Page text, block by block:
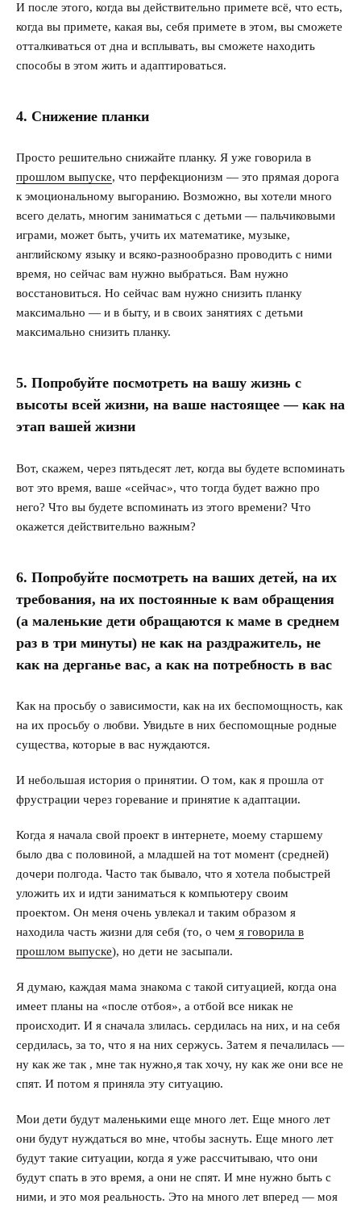
И после этого, когда вы действительно примете всё, что есть,
когда вы примете, какая вы, себя примете в этом, вы сможете
отталкиваться от дна и всплывать, вы сможете находить
способы в этом жить и адаптироваться.
4. Снижение планки
Просто решительно снижайте планку. Я уже говорила в
прошлом выпуске, что перфекционизм — это прямая дорога
к эмоциональному выгоранию. Возможно, вы хотели много
всего делать, многим заниматься с детьми — пальчиковыми
играми, может быть, учить их математике, музыке,
английскому языку и всяко-разнообразно проводить с ними
время, но сейчас вам нужно выбраться. Вам нужно
восстановиться. Но сейчас вам нужно снизить планку
максимально — и в быту, и в своих занятиях с детьми
максимально снизить планку.
5. Попробуйте посмотреть на вашу жизнь с
высоты всей жизни, на ваше настоящее — как на
этап вашей жизни
Вот, скажем, через пятьдесят лет, когда вы будете вспоминать
вот это время, ваше «сейчас», что тогда будет важно про
него? Что вы будете вспоминать из этого времени? Что
окажется действительно важным?
6. Попробуйте посмотреть на ваших детей, на их
требования, на их постоянные к вам обращения
(а маленькие дети обращаются к маме в среднем
раз в три минуты) не как на раздражитель, не
как на дерганье вас, а как на потребность в вас
Как на просьбу о зависимости, как на их беспомощность, как
на их просьбу о любви. Увидьте в них беспомощные родные
существа, которые в вас нуждаются.
И небольшая история о принятии. О том, как я прошла от
фрустрации через горевание и принятие к адаптации.
Когда я начала свой проект в интернете, моему старшему
было два с половиной, а младшей на тот момент (средней)
дочери полгода. Часто так бывало, что я хотела побыстрей
уложить их и идти заниматься к компьютеру своим
проектом. Он меня очень увлекал и таким образом я
находила часть жизни для себя (то, о чем я говорила в
прошлом выпуске), но дети не засыпали.
Я думаю, каждая мама знакома с такой ситуацией, когда она
имеет планы на «после отбоя», а отбой все никак не
происходит. И я сначала злилась. сердилась на них, и на себя
сердилась, за то, что я на них сержусь. Затем я печалилась —
ну как же так , мне так нужно,я так хочу, ну как же они все не
спят. И потом я приняла эту ситуацию.
Мои дети будут маленькими еще много лет. Еще много лет
они будут нуждаться во мне, чтобы заснуть. Еще много лет
будут такие ситуации, когда я уже рассчитываю, что они
будут спать в это время, а они не спят. И мне нужно быть с
ними, и это моя реальность. Это на много лет вперед — моя